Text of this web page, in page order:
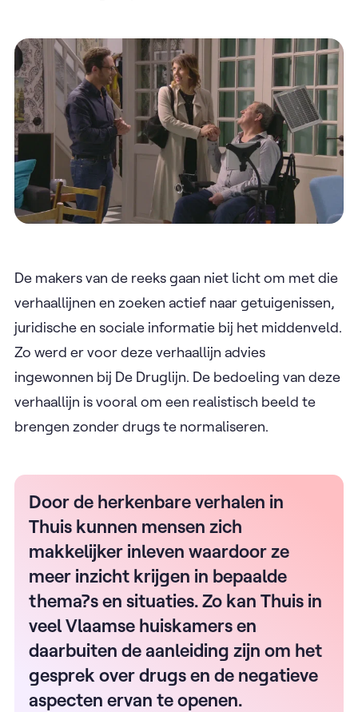
De makers van de reeks gaan niet licht om met die
verhaallijnen en zoeken actief naar getuigenissen,
juridische en sociale informatie bij het middenveld.
Zo werd er voor deze verhaallijn advies
ingewonnen bij De Druglijn. De bedoeling van deze
verhaallijn is vooral om een realistisch beeld te
brengen zonder drugs te normaliseren.
Door de herkenbare verhalen in
Thuis kunnen mensen zich
makkelijker inleven waardoor ze
meer inzicht krijgen in bepaalde
thema?s en situaties. Zo kan Thuis in
veel Vlaamse huiskamers en
daarbuiten de aanleiding zijn om het
gesprek over drugs en de negatieve
aspecten ervan te openen.